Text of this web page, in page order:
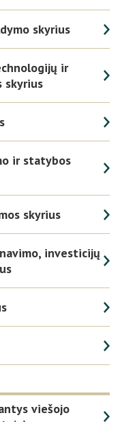
skyrius
ir
skyrius
ir statybos
skyrius
investicijų
viešojo